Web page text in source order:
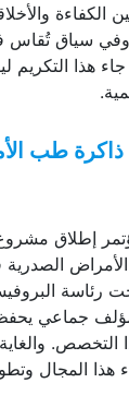
وفي سياق تُقاس
جاء هذا التكريم
طب
إطلاق
رئاسة
جماعي يحفظ
التخصص.
المجال